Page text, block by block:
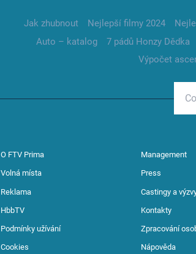
Jak zhubnout Nejlepší filmy 2024
Auto – katalog
7 pádů Honzy Dědka
Výpočet
O FTV Prima Management
Volná místa Press
Reklama Castingy a
HbbTV Kontakty
Podmínky užívání Zpracování
Cookies Nápověda